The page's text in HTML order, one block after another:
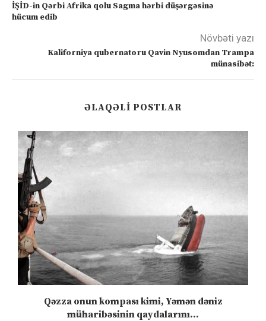
İŞİD-in Qərbi Afrika qolu Sagma hərbi düşərgəsinə
hücum edib
Növbəti yazı
Kaliforniya qubernatoru Qavin Nyusomdan Trampa
münasibət:
ƏLAQƏLI POSTLAR
Qəzza onun kompası kimi, Yəmən dəniz
müharibəsinin qaydalarını...